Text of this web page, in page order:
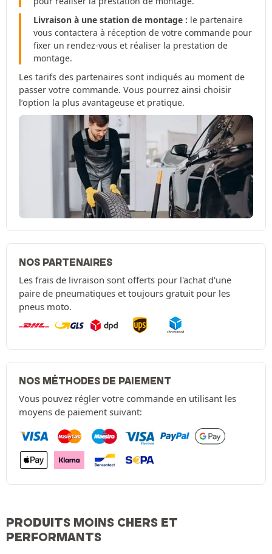
Livraison à une station de montage : le partenaire
vous contactera à réception de votre commande pour
fixer un rendez-vous et réaliser la prestation de
montage.
Les tarifs des partenaires sont indiqués au moment de
passer votre commande. Vous pourrez ainsi choisir
l’option la plus avantageuse et pratique.
NOS PARTENAIRES
Les frais de livraison sont offerts pour l'achat d'une
paire de pneumatiques et toujours gratuit pour les
pneus moto.
NOS MÉTHODES DE PAIEMENT
Vous pouvez régler votre commande en utilisant les
moyens de paiement suivant:
PRODUITS MOINS CHERS ET
PERFORMANTS